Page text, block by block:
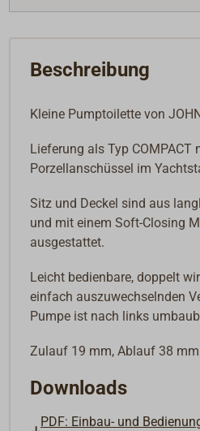
Beschreibung
Kleine Pumptoilette von
Lieferung als Typ COMPACT
Porzellanschüssel im
Sitz und Deckel sind aus
und mit einem Soft-Closing
ausgestattet.
Leicht bedienbare, doppelt
einfach auszuwechselnden
Pumpe ist nach links
Zulauf 19 mm, Ablauf 38
Downloads
PDF: Einbau- und